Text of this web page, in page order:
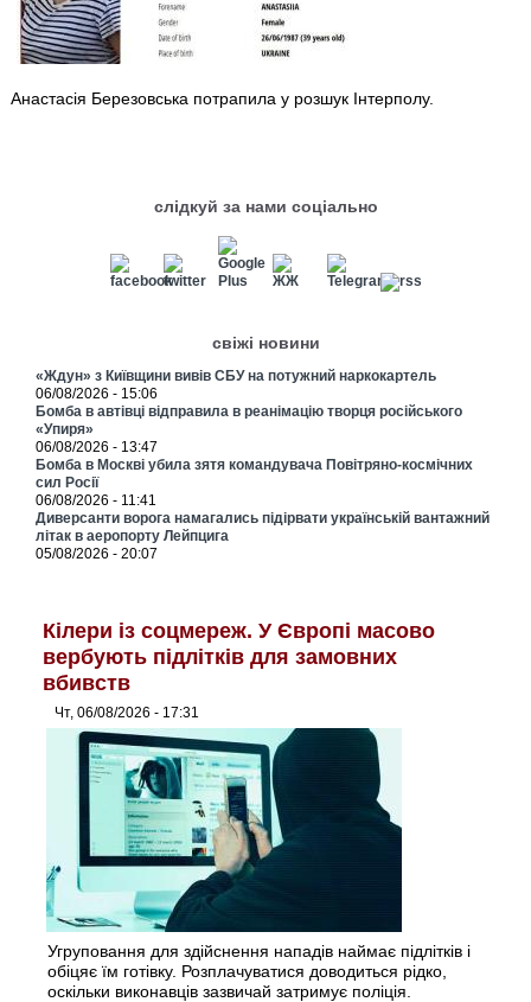
Анастасія Березовська потрапила у розшук Інтерполу.
слідкуй за нами соціально
свіжі новини
«Ждун» з Київщини вивів СБУ на потужний наркокартель
06/08/2026 - 15:06
Бомба в автівці відправила в реанімацію творця російського
«Упиря»
06/08/2026 - 13:47
Бомба в Москві убила зятя командувача Повітряно-космічних
сил Росії
06/08/2026 - 11:41
Диверсанти ворога намагались підірвати українській вантажний
літак в аеропорту Лейпцига
05/08/2026 - 20:07
Кілери із соцмереж. У Європі масово
вербують підлітків для замовних
вбивств
Чт, 06/08/2026 - 17:31
Угруповання для здійснення нападів наймає підлітків і
обіцяє їм готівку. Розплачуватися доводиться рідко,
оскільки виконавців зазвичай затримує поліція.